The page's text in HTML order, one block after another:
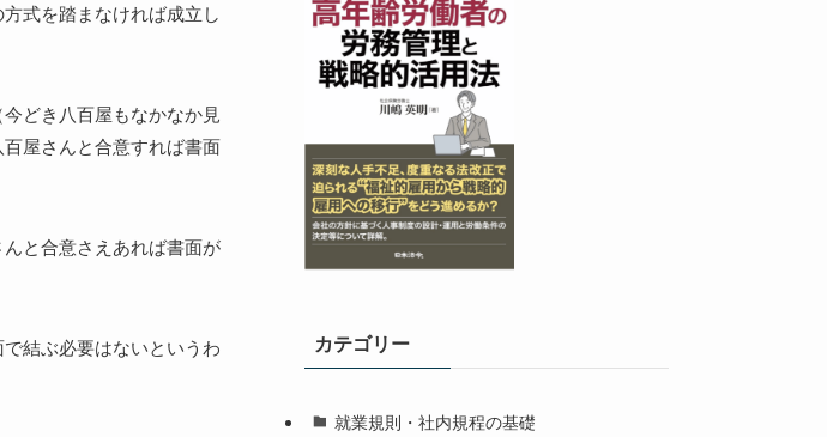
式を踏まなければ成立し
どき八百屋もなかなか見
屋さんと合意すれば書面
と合意さえあれば書面が
結ぶ必要はないというわ
カテゴリー
就業規則・社内規程の基礎